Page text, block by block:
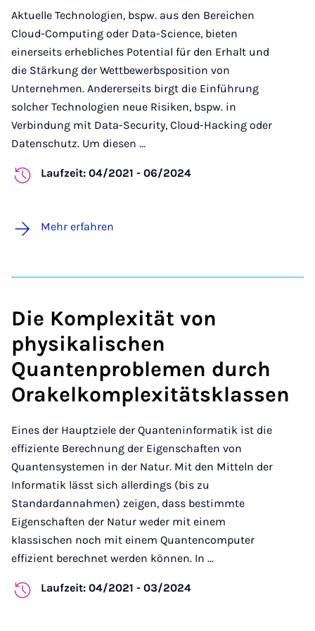
Aktuelle Technologien, bspw. aus den Bereichen
Cloud-Computing oder Data-Science, bieten
einerseits erhebliches Potential für den Erhalt und
die Stärkung der Wettbewerbsposition von
Unternehmen. Andererseits birgt die Einführung
solcher Technologien neue Risiken, bspw. in
Verbindung mit Data-Security, Cloud-Hacking oder
Datenschutz. Um diesen ...
Laufzeit: 04/2021 - 06/2024
Mehr erfahren
Die Komplexität von
physikalischen
Quantenproblemen durch
Orakelkomplexitätsklassen
Eines der Hauptziele der Quanteninformatik ist die
effiziente Berechnung der Eigenschaften von
Quantensystemen in der Natur. Mit den Mitteln der
Informatik lässt sich allerdings (bis zu
Standardannahmen) zeigen, dass bestimmte
Eigenschaften der Natur weder mit einem
klassischen noch mit einem Quantencomputer
effizient berechnet werden können. In ...
Laufzeit: 04/2021 - 03/2024